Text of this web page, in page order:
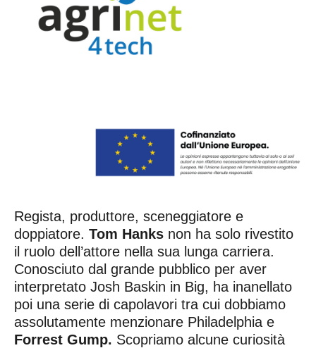
Regista, produttore, sceneggiatore e
doppiatore. Tom Hanks non ha solo rivestito
il ruolo dell’attore nella sua lunga carriera.
Conosciuto dal grande pubblico per aver
interpretato Josh Baskin in Big, ha inanellato
poi una serie di capolavori tra cui dobbiamo
assolutamente menzionare Philadelphia e
Forrest Gump. Scopriamo alcune curiosità